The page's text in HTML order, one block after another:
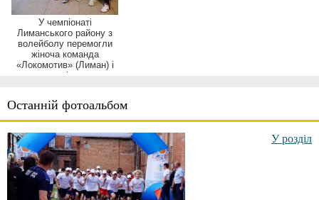
Останній фотоальбом
У розділ
У чемпіонаті
Лиманського району з
волейболу перемогли
жіноча команда
«Локомотив» (Лиман) і
чоловіча ...